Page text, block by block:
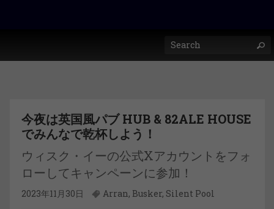
今夜は英国風パブ HUB & 82ALE HOUSE
でみんなで乾杯しよう！
ウィスク・イーの公式Xアカウントをフォ
ローしてキャンペーンに参加！
2023年11月30日 Arran, Busker, Silent Pool